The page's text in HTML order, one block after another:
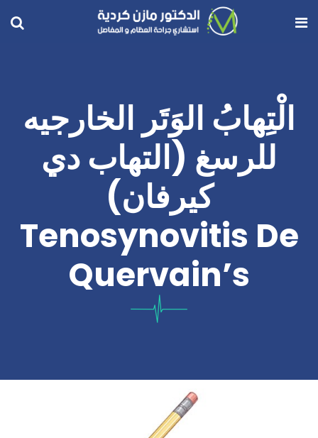
الْتِهابُ الوَتَر الخارجيه
للرسغ (التهاب دي
كيرفان)
Tenosynovitis De
Quervain’s